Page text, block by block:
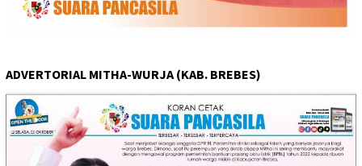
ADVERTORIAL MITHA-WURJA (KAB. BREBES)